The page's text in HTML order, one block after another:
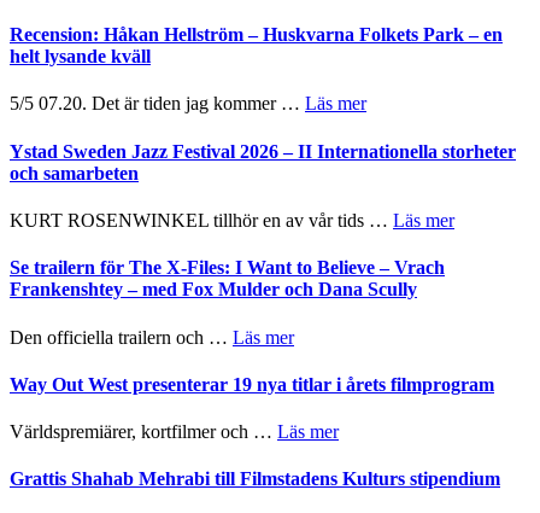
Recension: Håkan Hellström – Huskvarna Folkets Park – en
helt lysande kväll
5/5 07.20. Det är tiden jag kommer … Läs merom
Håkan
Huskvarna
Folkets
–
en
Ystad Sweden Jazz Festival 2026 – II Internationella storheter
och samarbeten
KURT ROSENWINKEL tillhör en av vår tids … Läs merom
Se trailern för The X-Files: I Want to Believe – Vrach
Frankenshtey – med Fox Mulder och Dana Scully
Den officiella trailern och … Läs merom
trailern
The
X-
I
Way Out West presenterar 19 nya titlar i årets filmprogram
Världspremiärer, kortfilmer och … Läs merom
Out
Grattis Shahab Mehrabi till Filmstadens Kulturs stipendium